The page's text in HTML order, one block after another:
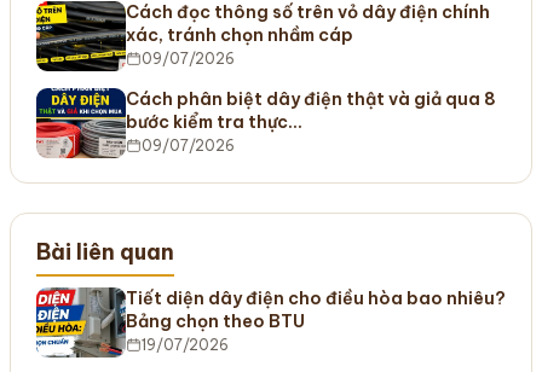
Cách đọc thông số trên vỏ dây điện chính
xác, tránh chọn nhầm cáp
09/07/2026
Cách phân biệt dây điện thật và giả qua 8
bước kiểm tra thực…
09/07/2026
Bài liên quan
Tiết diện dây điện cho điều hòa bao nhiêu?
Bảng chọn theo BTU
19/07/2026